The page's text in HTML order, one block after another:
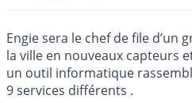
Engie sera le chef de file d’un
la ville en nouveaux capteurs
un outil informatique
9 services différents .